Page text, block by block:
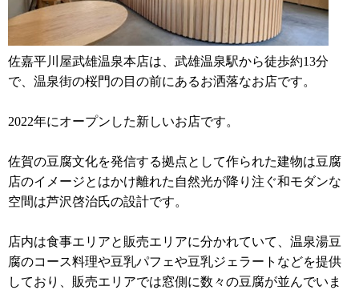
佐嘉平川屋武雄温泉本店は、武雄温泉駅から徒歩約13分
で、温泉街の桜門の目の前にあるお洒落なお店です。
2022年にオープンした新しいお店です。
佐賀の豆腐文化を発信する拠点として作られた建物は豆腐
店のイメージとはかけ離れた自然光が降り注ぐ和モダンな
空間は芦沢啓治氏の設計です。
店内は食事エリアと販売エリアに分かれていて、温泉湯豆
腐のコース料理や豆乳パフェや豆乳ジェラートなどを提供
しており、販売エリアでは窓側に数々の豆腐が並んでいま